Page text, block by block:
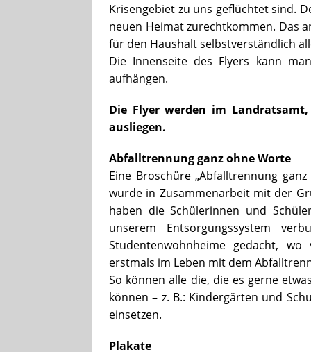
Krisengebiet zu uns geflüchtet sind.
neuen Heimat zurechtkommen. Das
für den Haushalt selbstverständlich
Die Innenseite des Flyers kann
aufhängen.
Die Flyer werden im
ausliegen.
Abfalltrennung ganz ohne Worte
Eine Broschüre „Abfalltrennung
wurde in Zusammenarbeit mit der
haben die Schülerinnen und
unserem Entsorgungssystem
Studentenwohnheime gedacht,
erstmals im Leben mit dem
So können alle die, die es gerne
können – z. B.: Kindergärten und
einsetzen.
Plakate